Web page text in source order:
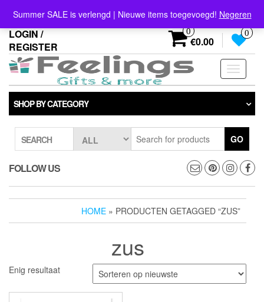
the
content
Summer SALE is verlengd | Nieuwe items toegevoegd! Negeren
info@feelings-giftshop.nl
LOGIN /
REGISTER
0
€0.00
0
Toggle
SHOP BY CATEGORY
SEARCH GO
FOLLOW US
HOME » PRODUCTEN GETAGGED “ZUS”
zus
Enig resultaat